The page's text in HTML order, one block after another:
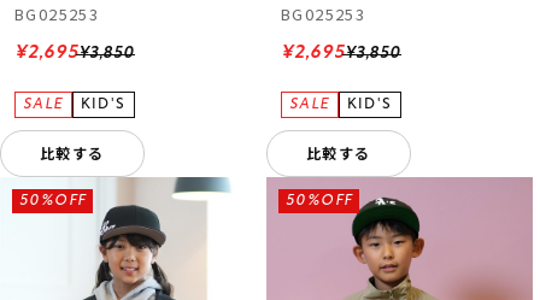
BG025253
¥3,850
¥2,695
比較する
BG025253
¥3,850
¥2,695
比較する
50%OFF 50%OFF